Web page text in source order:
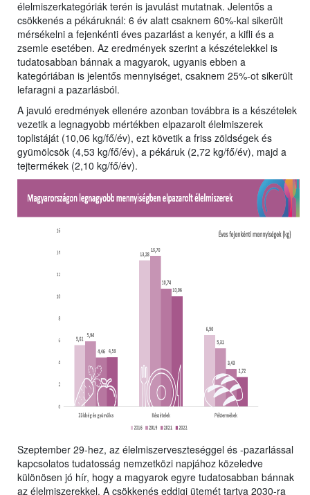
élelmiszerkategóriák terén is javulást mutatnak. Jelentős a
csökkenés a pékáruknál: 6 év alatt csaknem 60%-kal sikerült
mérsékelni a fejenkénti éves pazarlást a kenyér, a kifli és a
zsemle esetében. Az eredmények szerint a készételekkel is
tudatosabban bánnak a magyarok, ugyanis ebben a
kategóriában is jelentős mennyiséget, csaknem 25%-ot sikerült
lefaragni a pazarlásból.
A javuló eredmények ellenére azonban továbbra is a készételek
vezetik a legnagyobb mértékben elpazarolt élelmiszerek
toplistáját (10,06 kg/fő/év), ezt követik a friss zöldségek és
gyümölcsök (4,53 kg/fő/év), a pékáruk (2,72 kg/fő/év), majd a
tejtermékek (2,10 kg/fő/év).
Szeptember 29-hez, az élelmiszerveszteséggel és -pazarlással
kapcsolatos tudatosság nemzetközi napjához közeledve
különösen jó hír, hogy a magyarok egyre tudatosabban bánnak
az élelmiszerekkel. A csökkenés eddigi ütemét tartva 2030-ra